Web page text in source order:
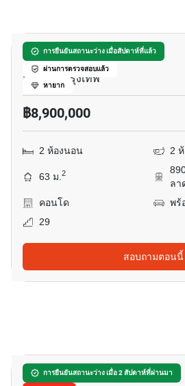
การยืนยันสถานะว่าง เมื่อสัปดาห์ที่แล้ว
ผ่านการตรวจสอบแล้ว
หายาก
อีควิน๊อกซ์ พหล-วิภา
จอมพล, กรุงเทพ
฿8,900,000
2 ห้องนอน 2
63 ม.2
ลา
คอนโด
พร้
29
สอบถามตอนนี้
การยืนยันสถานะว่าง เมื่อ 2 สัปดาห์ที่ผ่านมา
พาร์โก้ คอนโดมิเนียม